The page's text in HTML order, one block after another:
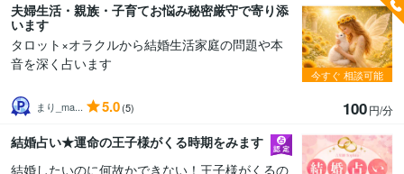
夫婦生活・親族・子育てお悩み秘密厳守で寄り添
います
タロット×オラクルから結婚生活家庭の問題や本
音を深く占います
まり_ma... 5.0(5) 100円/分
今すぐ 相談可能
結婚占い★運命の王子様がくる時期をみます
結婚したいのに何故かできない！王子様がくるの